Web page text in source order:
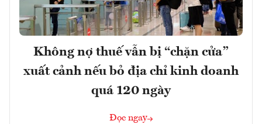
Không nợ thuế vẫn bị “chặn cửa”
xuất cảnh nếu bỏ địa chỉ kinh doanh
quá 120 ngày
Đọc ngay